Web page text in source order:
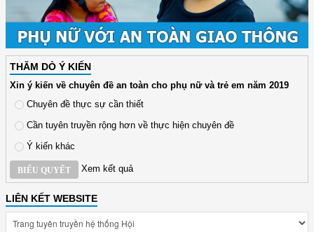
THĂM DÒ Ý KIẾN
Xin ý kiến về chuyên đề an toàn cho phụ nữ và trẻ em năm 2019
Chuyên đề thực sự cần thiết
Cần tuyên truyền rộng hơn về thực hiện chuyên đề
Ý kiến khác
BIỂU QUYẾT Xem kết quả
LIÊN KẾT WEBSITE